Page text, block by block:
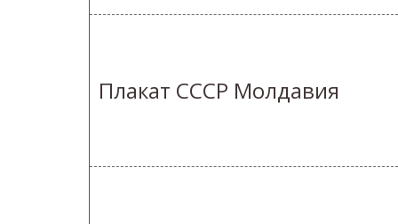
Плакат СССР Молдавия